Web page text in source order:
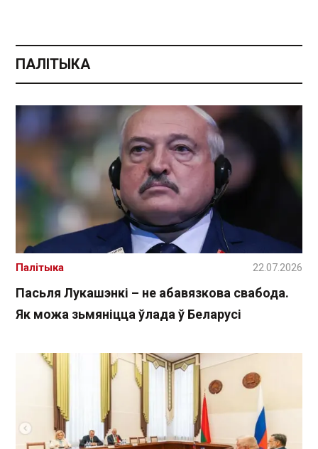
ПАЛІТЫКА
Пасьля Лукашэнкі – не абавязкова свабода.
Як можа зьмяніцца ўлада ў Беларусі
Палітыка 22.07.2026